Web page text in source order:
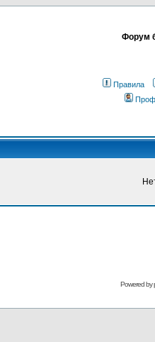
Форум
Правила
Powered by